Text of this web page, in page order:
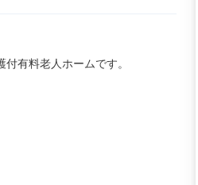
有料老人ホームです。